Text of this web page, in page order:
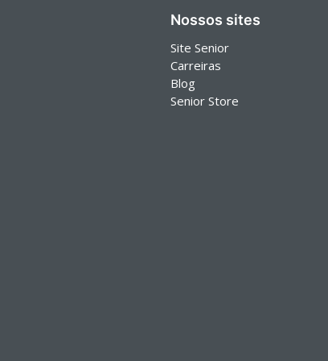
Nossos sites
Site Senior
Carreiras
Blog
Senior Store